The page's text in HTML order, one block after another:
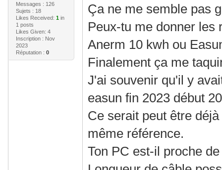
Messages : 126
Sujets : 18
Likes Received: 1in
1 posts
Likes Given: 4
Inscription : Nov
2023
Réputation : 0
Ça ne me semble pas
Peux-tu me donner les
Anerm 10 kwh ou
Finalement ça me
J'ai souvenir qu'il y
easun fin 2023 début
Ce serait peut être
même référence.
Ton PC est-il proche